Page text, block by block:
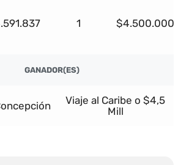
1 $4.500.000
GANADOR(ES)
Viaje al Caribe o $4,5
Mill